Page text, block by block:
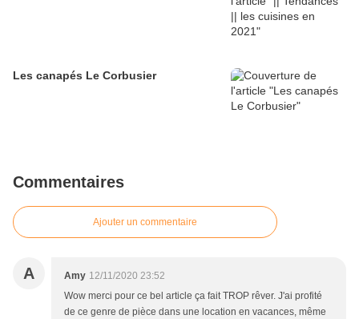
Les canapés Le Corbusier
Commentaires
Ajouter un commentaire
A Amy 12/11/2020 23:52
Wow merci pour ce bel article ça fait TROP rêver. J'ai profité
de ce genre de pièce dans une location en vacances, même